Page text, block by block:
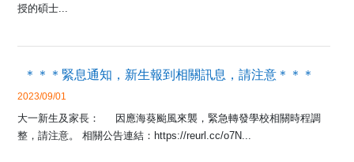
授的碩士...
＊＊＊緊息通知，新生報到相關訊息，請注意＊＊＊
2023/09/01
大一新生及家長： 因應海葵颱風來襲，緊急轉發學校相關時程調
整，請注意。 相關公告連結：https://reurl.cc/o7N...